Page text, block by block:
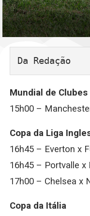
Da Redação
Mundial de
15h00 –
Copa da Liga
16h45 – Everton x
16h45 – Portvalle x
17h00 – Chelsea x
Copa da Itália